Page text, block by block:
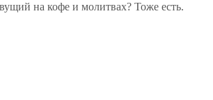
на кофе и молитвах? Тоже есть.